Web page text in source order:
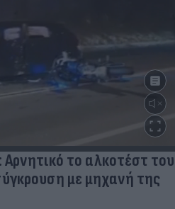
το αλκοτέστ του
με μηχανή της